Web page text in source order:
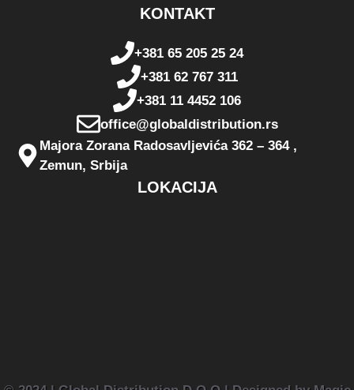
KONTAKT
+381 65 205 25 24
+381 62 767 311
+381 11 4452 106
office@globaldistribution.rs
Majora Zorana Radosavljevića 362 – 364 ,
Zemun, Srbija
LOKACIJA